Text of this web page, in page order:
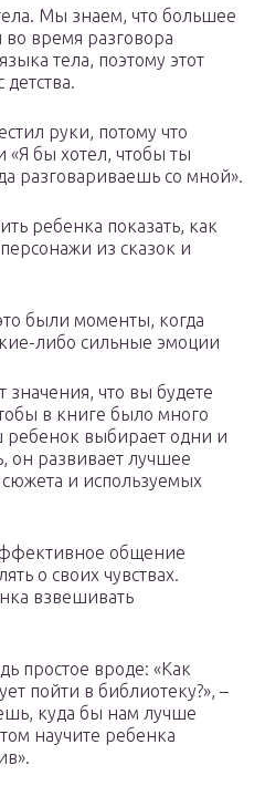
Мы знаем, что большее
время разговора
тела, поэтому этот
руки, потому что
«Я бы хотел, чтобы ты
разговариваешь со мной».
ребенка показать, как
из сказок и
были моменты, когда
либо сильные эмоции
значения, что вы будете
в книге было много
ребенок выбирает одни и
он развивает лучшее
и используемых
общение
о своих чувствах.
взвешивать
простое вроде: «Как
пойти в библиотеку?», –
куда бы нам лучше
научите ребенка